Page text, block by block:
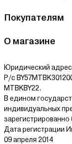
Покупателям
О магазине
Юридический
Р/с
MTBKBY22.
В едином
индивидуальных
зарегистрированно
Дата регистрации
09 апреля 2014